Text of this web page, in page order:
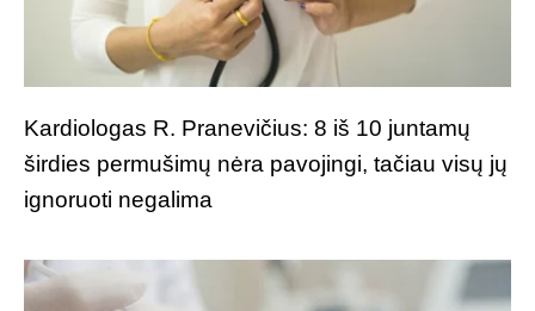
Kardiologas R. Pranevičius: 8 iš 10 juntamų
širdies permušimų nėra pavojingi, tačiau visų jų
ignoruoti negalima